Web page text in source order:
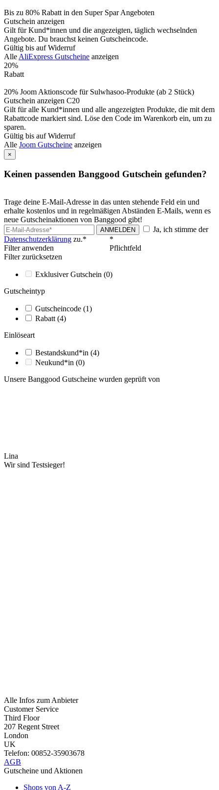
Bis zu 80% Rabatt in den Super Spar Angeboten
Gutschein anzeigen
Gilt für Kund*innen und die angezeigten, täglich wechselnden
Angebote. Du brauchst keinen Gutscheincode.
Gültig bis auf Widerruf
AlleAliExpress Gutscheine anzeigen
20%
Rabatt
20% Joom Aktionscode für Sulwhasoo-Produkte (ab 2 Stück)
Gutschein anzeigen C20
Gilt für alle Kund*innen und alle angezeigten Produkte, die mit dem
Rabattcode markiert sind. Löse den Code im Warenkorb ein, um zu
sparen.
Gültig bis auf Widerruf
Alle Joom Gutscheine anzeigen
×
Keinen passenden Banggood Gutschein gefunden?
Trage deine E-Mail-Adresse in das unten stehende Feld ein und
erhalte kostenlos und in regelmäßigen Abständen E-Mails, wenn es
neue Gutscheinaktionen von Banggood gibt!
ANMELDEN
Ja, ich stimme der
Datenschutzerklärung zu.*
*
Pflichtfeld
Filter anwenden
Filter zurücksetzen
Exklusiver Gutschein (0)
Gutscheintyp
Gutscheincode (1)
Rabatt (4)
Einlöseart
Bestandskund*in (4)
Neukund*in (0)
Unsere Banggood Gutscheine wurden geprüft von
Lina
Wir sind Testsieger!
Alle Infos zum Anbieter
Customer Service
Third Floor
207 Regent Street
London
UK
Telefon: 00852-35903678
AGB
Gutscheine und Aktionen
Shops von A-Z